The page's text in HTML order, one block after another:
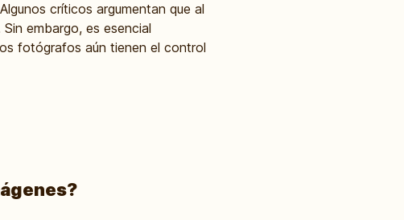
críticos argumentan que al
embargo, es esencial
fotógrafos aún tienen el control